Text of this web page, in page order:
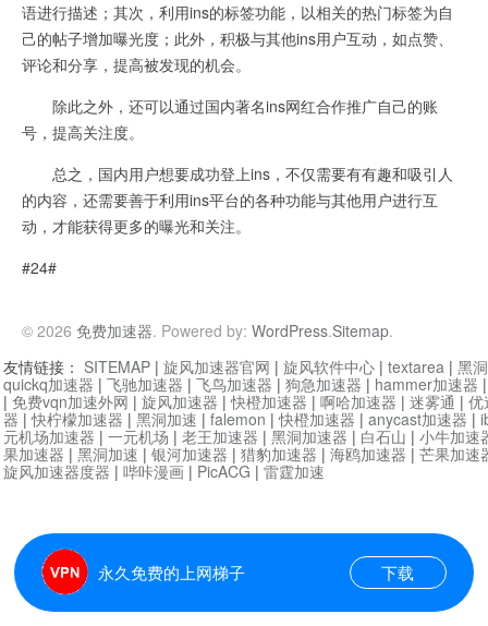
语进行描述；其次，利用ins的标签功能，以相关的热门标签为自
己的帖子增加曝光度；此外，积极与其他ins用户互动，如点赞、
评论和分享，提高被发现的机会。
除此之外，还可以通过国内著名ins网红合作推广自己的账
号，提高关注度。
总之，国内用户想要成功登上ins，不仅需要有有趣和吸引人
的内容，还需要善于利用ins平台的各种功能与其他用户进行互
动，才能获得更多的曝光和关注。
#24#
© 2026 免费加速器. Powered by: WordPress.Sitemap.
永久免费的上网梯子 下载
友情链接： SITEMAP | 旋风加速器官网 | 旋风软件中心 | textarea | 黑
quickq加速器 | 飞驰加速器 | 飞鸟加速器 | 狗急加速器 | hammer加速器
| 免费vqn加速外网 | 旋风加速器 |快橙加速器 | 啊哈加速器 | 迷雾通 | 优
器 |快柠檬加速器 | 黑洞加速 | falemon |快橙加速器 | anycast加速器 |
元机场加速器 | 一元机场 | 老王加速器 | 黑洞加速器 | 白石山 | 小牛加速
果加速器 | 黑洞加速 | 银河加速器 | 猎豹加速器 | 海鸥加速器 | 芒果加速
旋风加速器度器 | 哔咔漫画 | PicACG | 雷霆加速